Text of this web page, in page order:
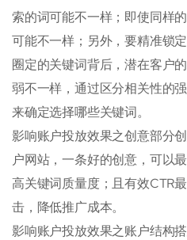
索的词可能不一样；即使同样
可能不一样；另外，要精准锁
圈定的关键词背后，潜在客户
弱不一样，通过区分相关性的
来确定选择哪些关键词。
影响账户投放效果之创意部分
户网站，一条好的创意，可以
高关键词质量度；且有效CTR
击，降低推广成本。
影响账户投放效果之账户结构